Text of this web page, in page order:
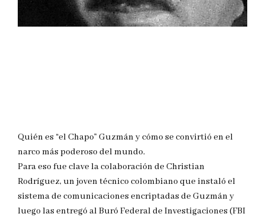
Quién es “el Chapo” Guzmán y cómo se convirtió en el
narco más poderoso del mundo.
Para eso fue clave la colaboración de Christian
Rodríguez, un joven técnico colombiano que instaló el
sistema de comunicaciones encriptadas de Guzmán y
luego las entregó al Buró Federal de Investigaciones (FBI